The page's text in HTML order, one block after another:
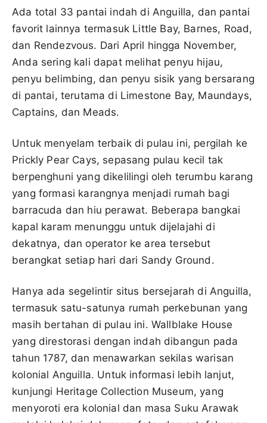
Ada total 33 pantai indah di Anguilla, dan pantai
favorit lainnya termasuk Little Bay, Barnes, Road,
dan Rendezvous. Dari April hingga November,
Anda sering kali dapat melihat penyu hijau,
penyu belimbing, dan penyu sisik yang bersarang
di pantai, terutama di Limestone Bay, Maundays,
Captains, dan Meads.
Untuk menyelam terbaik di pulau ini, pergilah ke
Prickly Pear Cays, sepasang pulau kecil tak
berpenghuni yang dikelilingi oleh terumbu karang
yang formasi karangnya menjadi rumah bagi
barracuda dan hiu perawat. Beberapa bangkai
kapal karam menunggu untuk dijelajahi di
dekatnya, dan operator ke area tersebut
berangkat setiap hari dari Sandy Ground.
Hanya ada segelintir situs bersejarah di Anguilla,
termasuk satu-satunya rumah perkebunan yang
masih bertahan di pulau ini. Wallblake House
yang direstorasi dengan indah dibangun pada
tahun 1787, dan menawarkan sekilas warisan
kolonial Anguilla. Untuk informasi lebih lanjut,
kunjungi Heritage Collection Museum, yang
menyoroti era kolonial dan masa Suku Arawak